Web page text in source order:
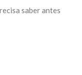
saber antes